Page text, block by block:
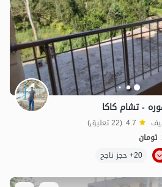
- تشام كاكا
4.7 (22 تعليق)
تومان
20+ حجز ناجح